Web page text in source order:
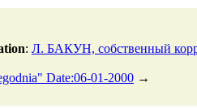
: Л. БАКУН, собственный
Date:06-01-2000 →